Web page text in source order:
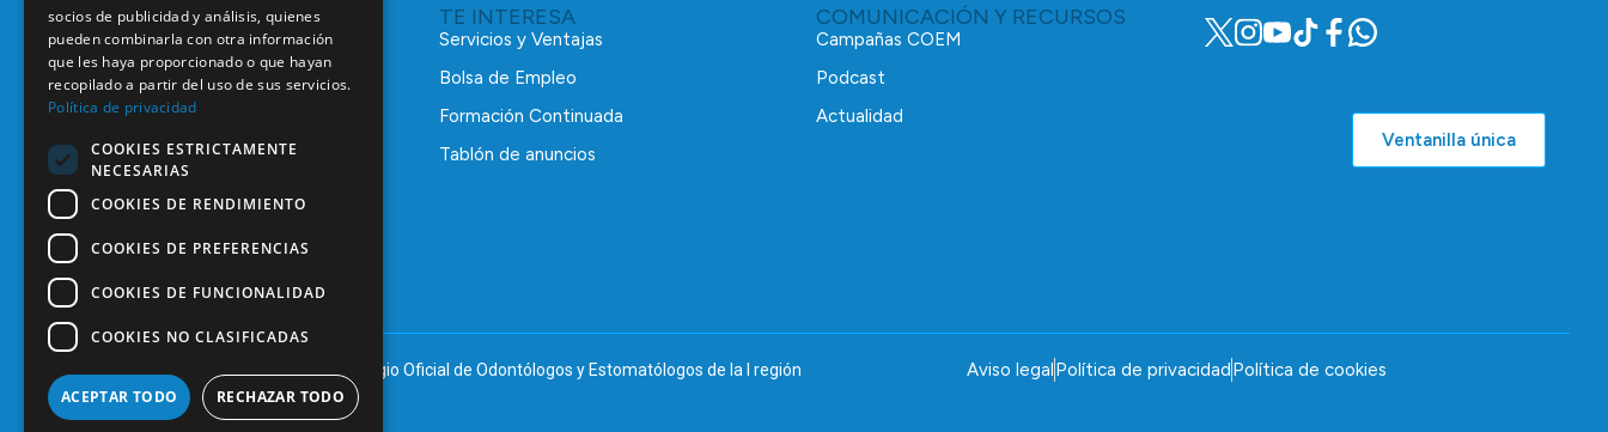
C/ Mauricio Legendre, 38
28046 Madrid
91 561 29 05
informacion@coem.org.es
TE INTERESA
Servicios y Ventajas
Bolsa de Empleo
Formación Continuada
Tablón de anuncios
COMUNICACIÓN Y RECURSOS
Campañas COEM
Podcast
Actualidad
Ventanilla única
© 2025 – COEM – Colegio Oficial de Odontólogos y Estomatólogos de la I región Aviso legal Política de privacidad Política de cookies
socios de publicidad y análisis, quienes
pueden combinarla con otra información
que les haya proporcionado o que hayan
recopilado a partir del uso de sus servicios.
Política de privacidad
COOKIES ESTRICTAMENTE
NECESARIAS
COOKIES DE RENDIMIENTO
COOKIES DE PREFERENCIAS
COOKIES DE FUNCIONALIDAD
COOKIES NO CLASIFICADAS
ACEPTAR TODO RECHAZAR TODO